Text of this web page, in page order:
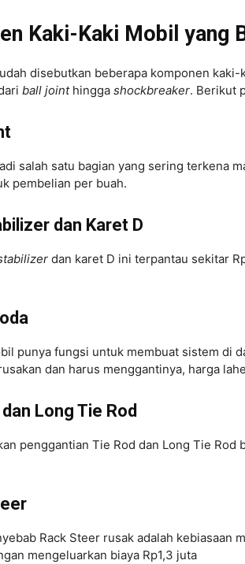
Kaki-Kaki Mobil yang
disebutkan beberapa komponen
ball jointhingga shockbreaker. Berikut
salah satu bagian yang sering terkena
pembelian per buah.
dan Karet D
dan karet D ini terpantau sekitar
punya fungsi untuk membuat sistem di
dan harus menggantinya, harga
Long Tie Rod
penggantian Tie Rod dan Long Tie
Rack Steer rusak adalah kebiasaan
mengeluarkan biaya Rp1,3 juta